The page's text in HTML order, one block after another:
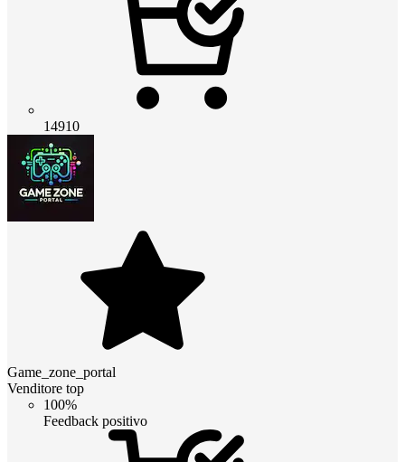
14910
Game_zone_portal
Venditore top
100%
Feedback positivo